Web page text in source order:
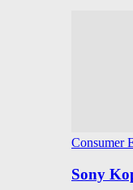
Consumer
Sony